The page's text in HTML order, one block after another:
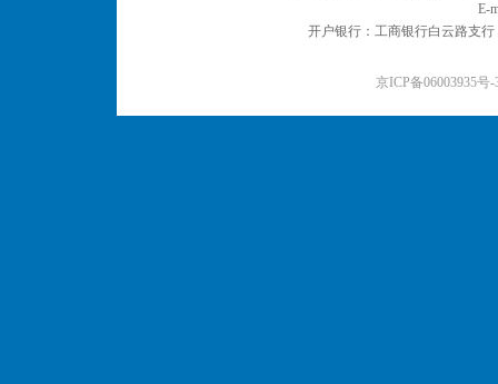
E-
开户银行：工商银行白云路支
京ICP备06003935号-